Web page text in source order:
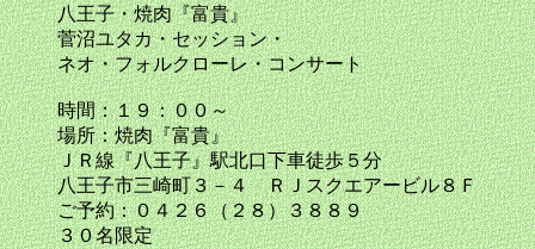
八王子・焼肉『富貴』
菅沼ユタカ・セッション・
ネオ・フォルクローレ・コンサート
時間：１９：００～
場所：焼肉『富貴』
ＪＲ線『八王子』駅北口下車徒歩５分
八王子市三崎町３－４ ＲＪスクエアービル８Ｆ
ご予約：０４２６（２８）３８８９
３０名限定